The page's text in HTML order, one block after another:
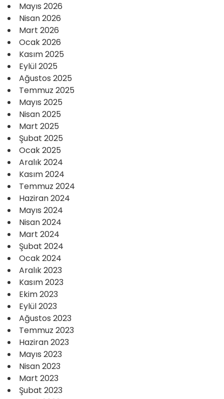
Mayıs 2026
Nisan 2026
Mart 2026
Ocak 2026
Kasım 2025
Eylül 2025
Ağustos 2025
Temmuz 2025
Mayıs 2025
Nisan 2025
Mart 2025
Şubat 2025
Ocak 2025
Aralık 2024
Kasım 2024
Temmuz 2024
Haziran 2024
Mayıs 2024
Nisan 2024
Mart 2024
Şubat 2024
Ocak 2024
Aralık 2023
Kasım 2023
Ekim 2023
Eylül 2023
Ağustos 2023
Temmuz 2023
Haziran 2023
Mayıs 2023
Nisan 2023
Mart 2023
Şubat 2023